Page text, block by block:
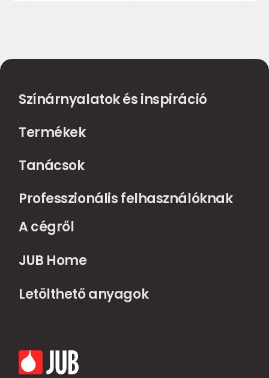
Színárnyalatok és inspiráció
Termékek
Tanácsok
Professzionális felhasználóknak
A cégről
JUB Home
Letölthető anyagok